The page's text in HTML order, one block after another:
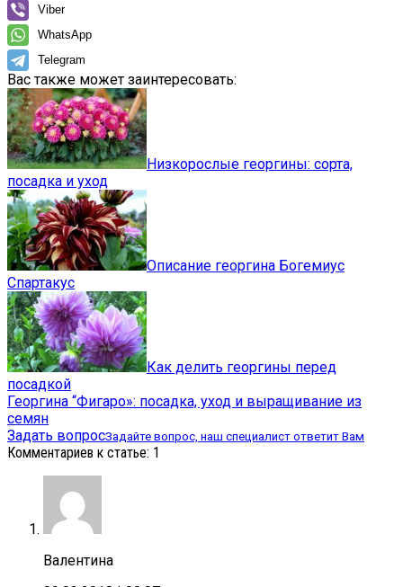
Viber
WhatsApp
Telegram
Вас также может заинтересовать:
Низкорослые георгины: сорта,
посадка и уход
Описание георгина Богемиус
Спартакус
Как делить георгины перед
посадкой
Георгина “Фигаро»: посадка, уход и выращивание из
семян
Задать вопросЗадайте вопрос, наш специалист ответит Вам
Комментариев к статье: 1
Валентина